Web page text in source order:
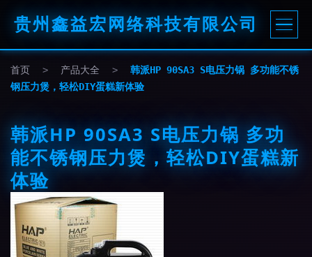
贵州鑫益宏网络科技有限公司
首页 > 产品大全 >
韩派HP 90SA3 S电压力锅 多功能不锈
钢压力煲，轻松DIY蛋糕新体验
韩派HP 90SA3 S电压力锅 多功
能不锈钢压力煲，轻松DIY蛋糕新
体验